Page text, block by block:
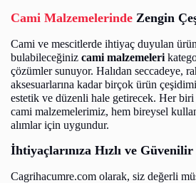
Cami Malzemelerinde Zengin
Cami ve mescitlerde ihtiyaç duyulan
bulabileceğiniz cami malzemeleri
çözümler sunuyor. Halıdan seccadeye,
aksesuarlarına kadar birçok ürün
estetik ve düzenli hale getirecek. Her
cami malzemelerimiz, hem bireysel
alımlar için uygundur.
İhtiyaçlarınıza Hızlı ve
Cagrihacumre.com olarak, siz değerli